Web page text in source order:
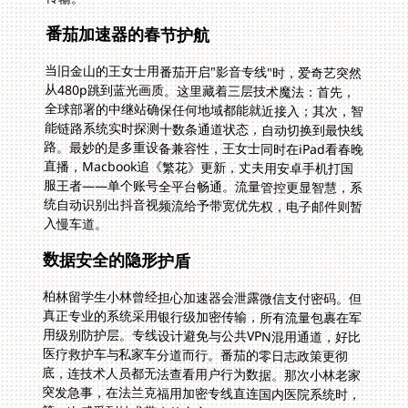
番茄加速器的春节护航
当旧金山的王女士用番茄开启"影音专线"时，爱奇艺突然
从480p跳到蓝光画质。这里藏着三层技术魔法：首先，
全球部署的中继站确保任何地域都能就近接入；其次，智
能链路系统实时探测十数条通道状态，自动切换到最快线
路。最妙的是多重设备兼容性，王女士同时在iPad看春晚
直播，Macbook追《繁花》更新，丈夫用安卓手机打国
服王者——单个账号全平台畅通。流量管控更显智慧，系
统自动识别出抖音视频流给予带宽优先权，电子邮件则暂
入慢车道。
数据安全的隐形护盾
柏林留学生小林曾经担心加速器会泄露微信支付密码。但
真正专业的系统采用银行级加密传输，所有流量包裹在军
用级别防护层。专线设计避免与公共VPN混用通道，好比
医疗救护车与私家车分道而行。番茄的零日志政策更彻
底，连技术人员都无法查看用户行为数据。那次小林老家
突发急事，在法兰克福用加密专线直连国内医院系统时，